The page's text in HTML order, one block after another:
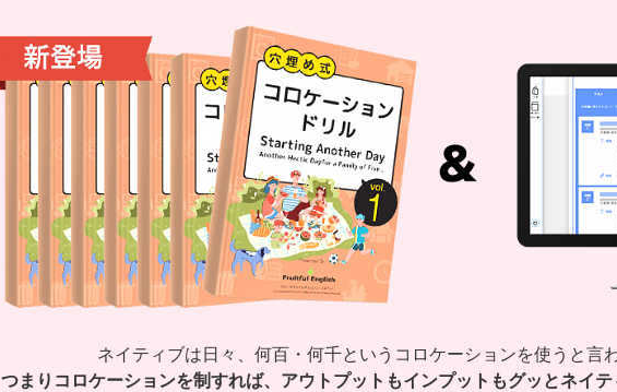
ネイティブは日々、何百・何千というコロケーションを使うと言
つまりコロケーションを制すれば、アウトプットもインプットもグッとネイテ